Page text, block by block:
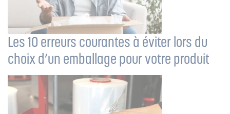
Les 10 erreurs courantes à éviter lors du
choix d’un emballage pour votre produit